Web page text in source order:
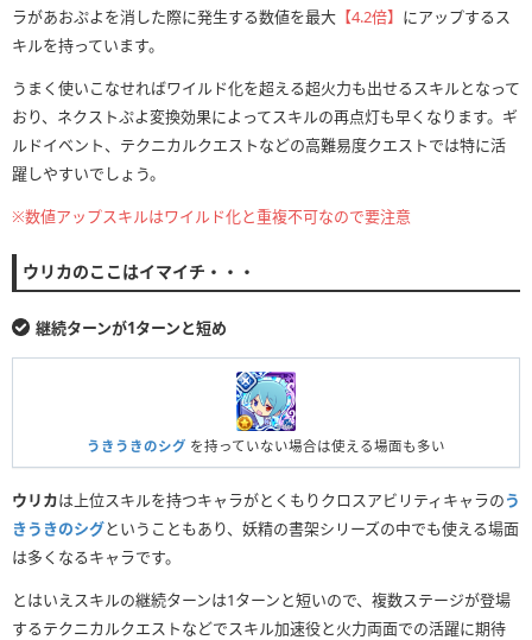
ラがあおぷよを消した際に発生する数値を最大 【4.2倍】 にアップするス
キルを持っています。
うまく使いこなせればワイルド化を超える超火力も出せるスキルとなって
おり、ネクストぷよ変換効果によってスキルの再点灯も早くなります。ギ
ルドイベント、テクニカルクエストなどの高難易度クエストでは特に活
躍しやすいでしょう。
※数値アップスキルはワイルド化と重複不可なので要注意
ウリカのここはイマイチ・・・
継続ターンが1ターンと短め
うきうきのシグ を持っていない場合は使える場面も多い
ウリカは上位スキルを持つキャラがとくもりクロスアビリティキャラのう
きうきのシグということもあり、妖精の書架シリーズの中でも使える場面
は多くなるキャラです。
とはいえスキルの継続ターンは1ターンと短いので、複数ステージが登場
するテクニカルクエストなどでスキル加速役と火力両面での活躍に期待